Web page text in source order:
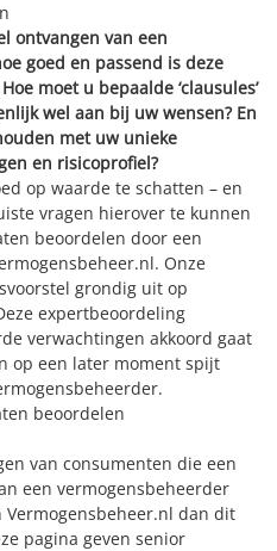
ontvangen van een
goed en passend is deze
moet u bepaalde ‘clausules’
wel aan bij uw wensen? En
met uw unieke
en risicoprofiel?
op waarde te schatten – en
vragen hierover te kunnen
beoordelen door een
Onze
grondig uit op
expertbeoordeling
verwachtingen akkoord gaat
op een later moment spijt
beoordelen
van consumenten die een
een vermogensbeheerder
dan dit
pagina geven senior